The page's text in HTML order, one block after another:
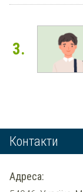
3.
Контакти
Адреса: